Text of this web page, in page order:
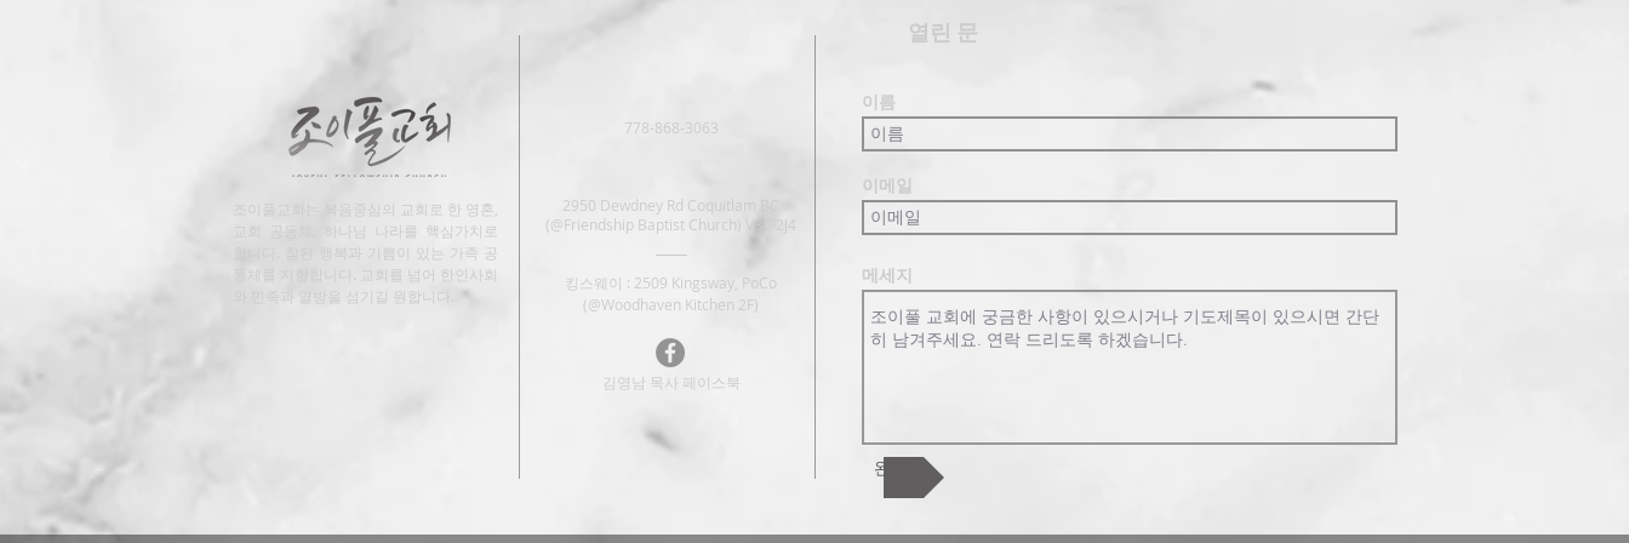
조이풀교회는 복음중심의 교회로 한 영혼,
교회 공동체, 하나님 나라를 핵심가치로
합니다. 참된 행복과 기쁨이 있는 가족 공
동체를 지향합니다. 교회를 넘어 한인사회
와 민족과 열방을 섬기길 원합니다.
778-868-3063
2950 Dewdney Rd Coquitlam BC
(@Friendship Baptist Church) V3C 2J4
킹스웨이 : 2509 Kingsway, PoCo
(@Woodhaven Kitchen 2F)
김영남 목사 페이스북
​열린 문
이름
이메일
메세지
완료!